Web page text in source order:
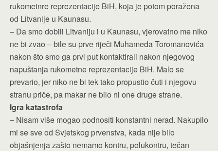
rukometnre reprezentacije BiH, koja je potom poražena
od Litvanije u Kaunasu.
– Da smo dobili Litvaniju i u Kaunasu, vjerovatno me niko
ne bi zvao – bile su prve riječi Muhameda Toromanovića
nakon što smo ga prvi put kontaktirali nakon njegovog
napuštanja rukometne reprezentacije BiH. Malo se
prevario, jer niko ne bi tek tako propustio čuti i njegovu
stranu priče, pa makar ne bilo ni one druge strane.
Igra katastrofa
– Nisam više mogao podnositi konstantni nerad. Nakupilo
mi se sve od Svjetskog prvenstva, kada nije bilo
objašnjenja zašto nemamo kontru, polukontru, tečan